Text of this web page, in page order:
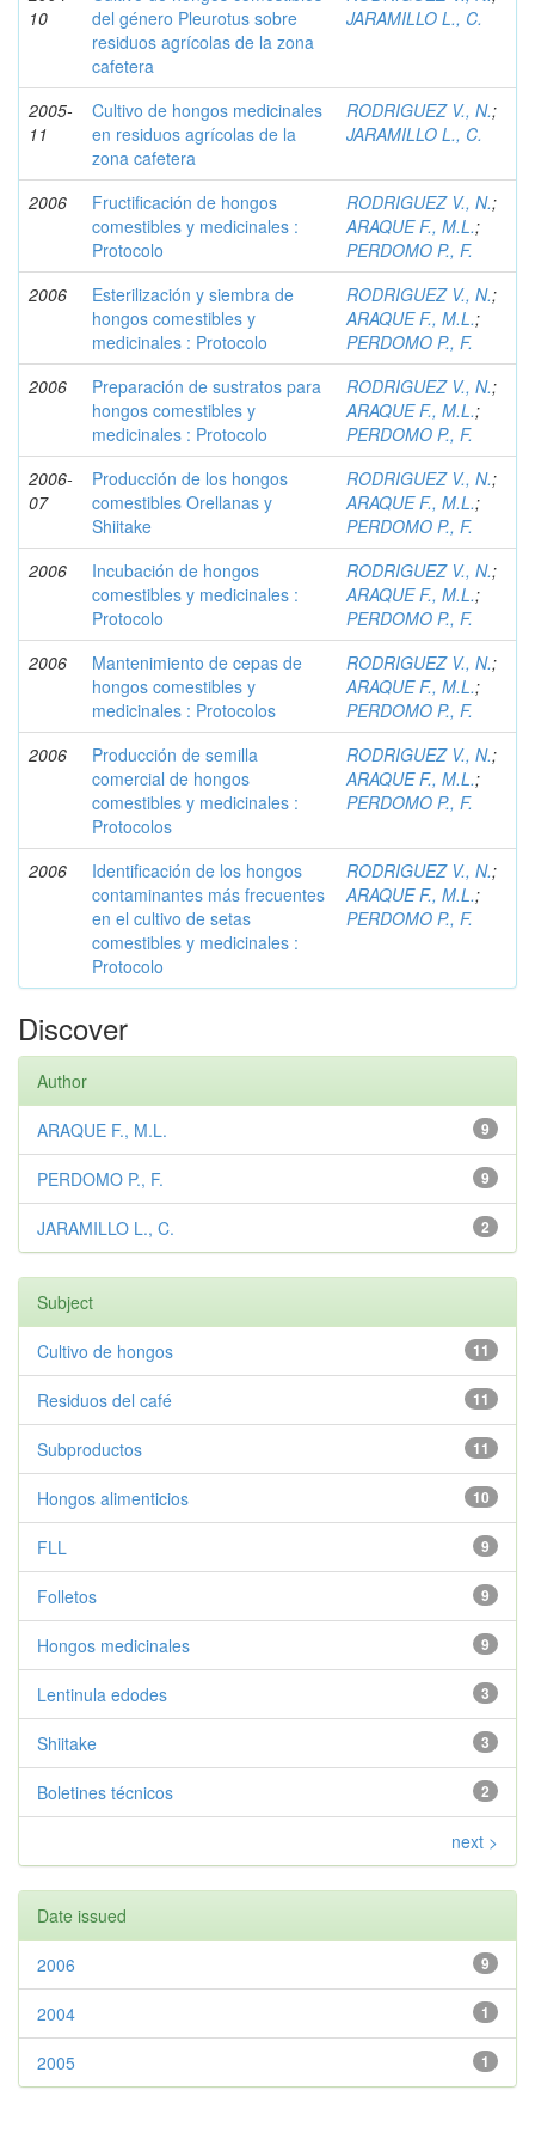
10
del género Pleurotus sobre
residuos agrícolas de la zona
cafetera
JARAMILLO L., C.
2005-
11
Cultivo de hongos medicinales
en residuos agrícolas de la
zona cafetera
RODRIGUEZ V., N.;
JARAMILLO L., C.
2006
Fructificación de hongos
comestibles y medicinales :
Protocolo
RODRIGUEZ V., N.;
ARAQUE F., M.L.;
PERDOMO P., F.
2006
Esterilización y siembra de
hongos comestibles y
medicinales : Protocolo
RODRIGUEZ V., N.;
ARAQUE F., M.L.;
PERDOMO P., F.
2006
Preparación de sustratos para
hongos comestibles y
medicinales : Protocolo
RODRIGUEZ V., N.;
ARAQUE F., M.L.;
PERDOMO P., F.
2006-
07
Producción de los hongos
comestibles Orellanas y
Shiitake
RODRIGUEZ V., N.;
ARAQUE F., M.L.;
PERDOMO P., F.
2006
Incubación de hongos
comestibles y medicinales :
Protocolo
RODRIGUEZ V., N.;
ARAQUE F., M.L.;
PERDOMO P., F.
2006
Mantenimiento de cepas de
hongos comestibles y
medicinales : Protocolos
RODRIGUEZ V., N.;
ARAQUE F., M.L.;
PERDOMO P., F.
2006
Producción de semilla
comercial de hongos
comestibles y medicinales :
Protocolos
RODRIGUEZ V., N.;
ARAQUE F., M.L.;
PERDOMO P., F.
2006
Identificación de los hongos
contaminantes más frecuentes
en el cultivo de setas
comestibles y medicinales :
Protocolo
RODRIGUEZ V., N.;
ARAQUE F., M.L.;
PERDOMO P., F.
Discover
Author
9
ARAQUE F., M.L.
9
PERDOMO P., F.
2
JARAMILLO L., C.
Subject
11
Cultivo de hongos
11
Residuos del café
11
Subproductos
10
Hongos alimenticios
9
FLL
9
Folletos
9
Hongos medicinales
3
Lentinula edodes
3
Shiitake
2
Boletines técnicos
next >
Date issued
9
2006
1
2004
1
2005